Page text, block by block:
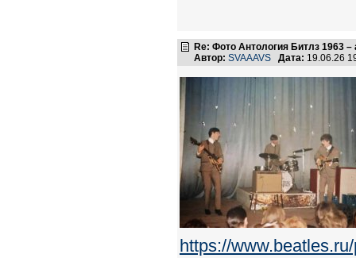
Re: Фото Антология Битлз 1963 –
Автор: SVAAAVS Дата: 19.06.26
https://